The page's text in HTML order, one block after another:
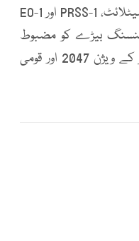
ترجمان سپارکو نے مزید کہا کہ نیا سیٹلائٹ، PRSS-1 اور EO-1
بیڑے کو مضبوط
بنائے گا، سیٹلائٹ لانچنگ سپارکو کے ویژن 2047 اور قومی